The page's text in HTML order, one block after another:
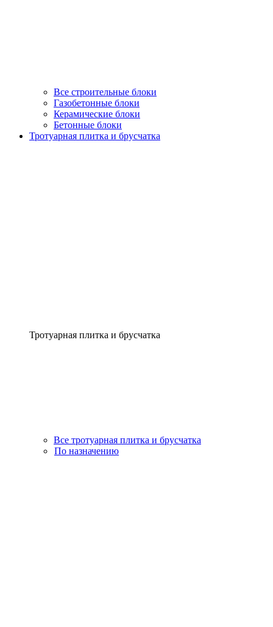
Все строительные блоки
Газобетонные блоки
Керамические блоки
Бетонные блоки
Тротуарная плитка и брусчатка
Тротуарная плитка и брусчатка
Все тротуарная плитка и брусчатка
По назначению